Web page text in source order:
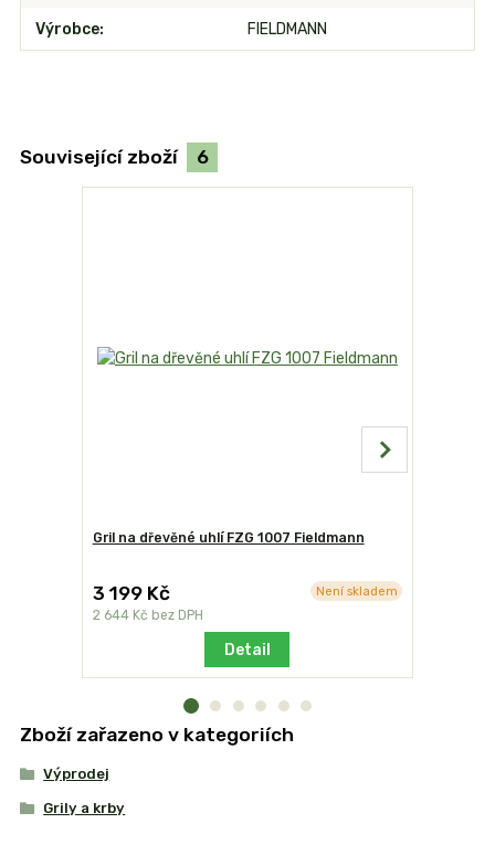
Výrobce FIELDMANN
Související zboží 6
Gril na dřevěné uhlí FZG 1007 Fieldmann
3 199 Kč
2 644 Kč bez DPH
Není skladem
Detail
Zboží zařazeno v kategoriích
Výprodej
Grily a krby